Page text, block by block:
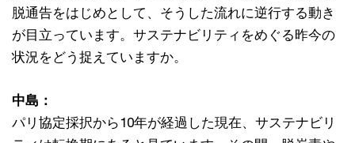
脱通告をはじめとして、そうした流れに逆行する動き
が目立っています。サステナビリティをめぐる昨今の
状況をどう捉えていますか。
中島：
パリ協定採択から10年が経過した現在、サステナビリ